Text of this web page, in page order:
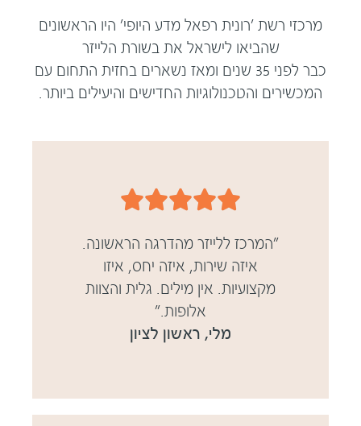
מרכזי רשת 'רונית רפאל מדע היופי' היו הראשונים
שהביאו לישראל את בשורת הלייזר
כבר לפני 35 שנים ומאז נשארים בחזית התחום עם
המכשירים והטכנולוגיות החדישים והיעילים ביותר.





"המרכז ללייזר מהדרגה הראשונה.
איזה שירות, איזה יחס, איזו
מקצועיות. אין מילים. גלית והצוות
אלופות."
מלי, ראשון לציון